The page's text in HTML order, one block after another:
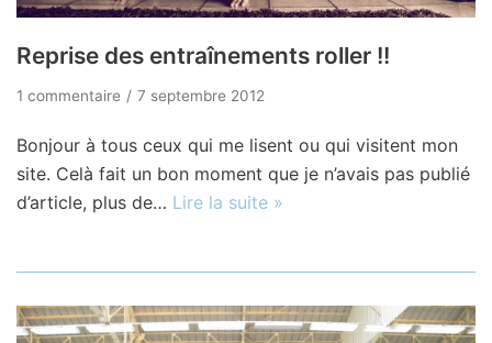
Reprise des entraînements roller !!
1 commentaire 7 septembre 2012
Bonjour à tous ceux qui me lisent ou qui visitent mon
site. Celà fait un bon moment que je n’avais pas publié
d’article, plus de… Lire la suite »